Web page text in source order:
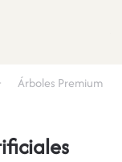
Árboles Premium